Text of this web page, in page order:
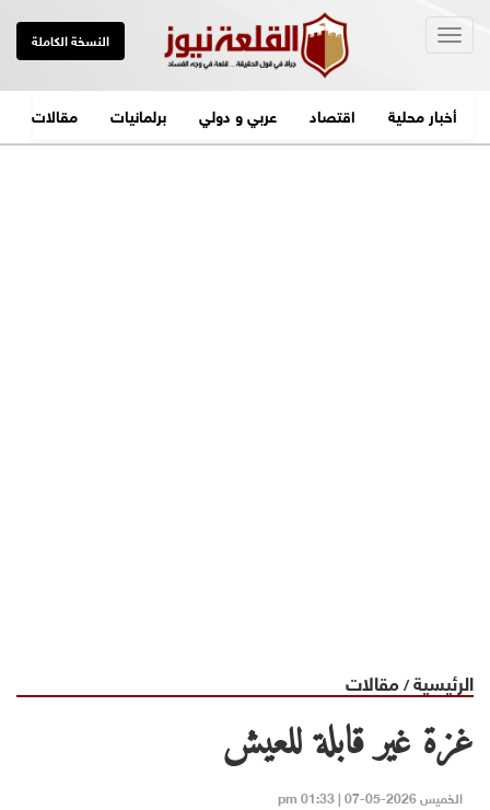
النسخة الكاملة
أخبار محلية اقتصاد عربي و دولي برلمانيات مقالات
الرئيسية/مقالات
غزة غير قابلة للعيش
الخميس 2026-05-07 | 01:33 pm